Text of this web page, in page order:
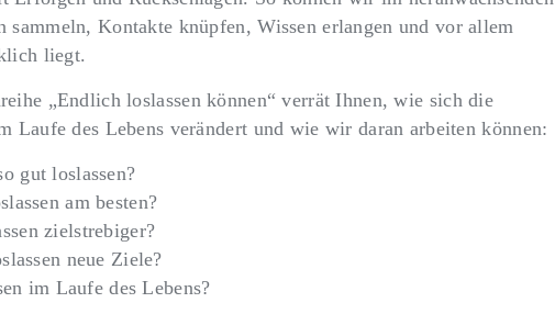
Kontakte knüpfen, Wissen erlangen und vor allem
liegt.
„Endlich loslassen können“ verrät Ihnen, wie sich die
Laufe des Lebens verändert und wie wir daran arbeiten können:
gut loslassen?
am besten?
zielstrebiger?
neue Ziele?
im Laufe des Lebens?